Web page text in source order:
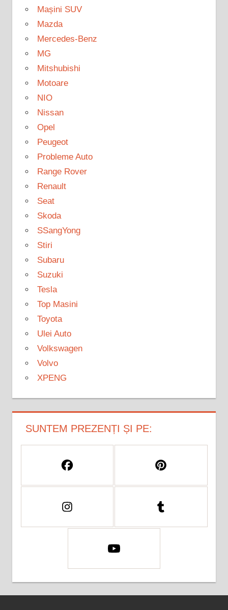
Mașini SUV
Mazda
Mercedes-Benz
MG
Mitshubishi
Motoare
NIO
Nissan
Opel
Peugeot
Probleme Auto
Range Rover
Renault
Seat
Skoda
SSangYong
Stiri
Subaru
Suzuki
Tesla
Top Masini
Toyota
Ulei Auto
Volkswagen
Volvo
XPENG
SUNTEM PREZENȚI ȘI PE: